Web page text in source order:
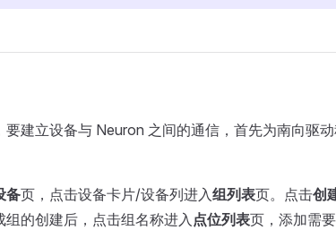
要建立设备与 Neuron 之间的通信，首先为南向驱
备页，点击设备卡片/设备列进入组列表页。点击创
的创建后，点击组名称进入点位列表页，添加需